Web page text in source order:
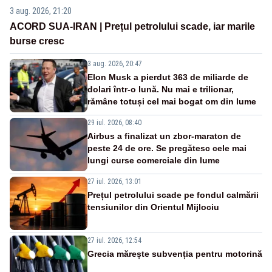
3 aug. 2026, 21:20
ACORD SUA-IRAN | Prețul petrolului scade, iar marile
burse cresc
3 aug. 2026, 20:47
Elon Musk a pierdut 363 de miliarde de
dolari într-o lună. Nu mai e trilionar,
rămâne totuși cel mai bogat om din lume
29 iul. 2026, 08:40
Airbus a finalizat un zbor-maraton de
peste 24 de ore. Se pregătesc cele mai
lungi curse comerciale din lume
27 iul. 2026, 13:01
Prețul petrolului scade pe fondul calmării
tensiunilor din Orientul Mijlociu
27 iul. 2026, 12:54
Grecia mărește subvenția pentru motorină